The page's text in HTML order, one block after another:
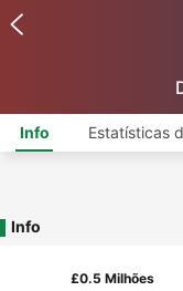
Info Estatísticas
Info
£0.5 Milhões